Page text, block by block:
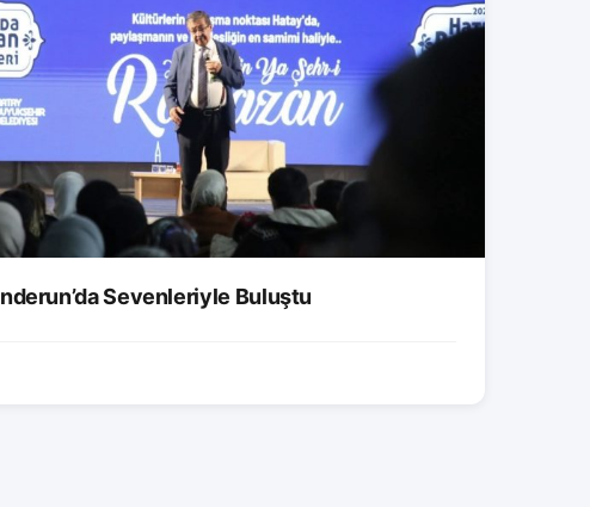
Sevenleriyle Buluştu